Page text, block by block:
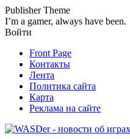
Publisher Theme
I’m a gamer, always have been.
Войти
Front Page
Контакты
Лента
Политика сайта
Карта
Реклама на сайте